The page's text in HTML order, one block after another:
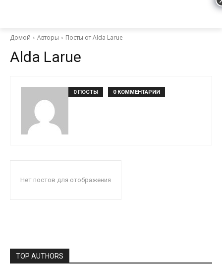
Домой Авторы Посты от Alda Larue
Alda Larue
0 ПОСТЫ 0 КОММЕНТАРИИ
Нет постов для отображения
TOP AUTHORS